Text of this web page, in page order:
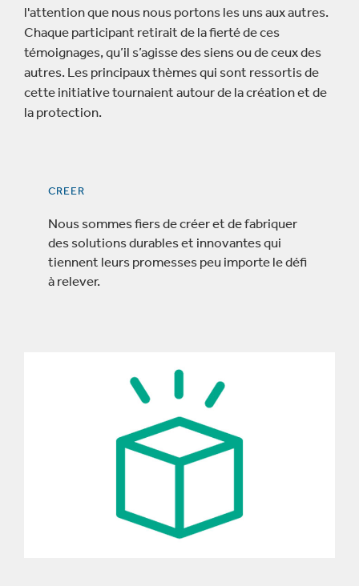
l'attention que nous nous portons les uns aux autres.
Chaque participant retirait de la fierté de ces
témoignages, qu’il s’agisse des siens ou de ceux des
autres. Les principaux thèmes qui sont ressortis de
cette initiative tournaient autour de la création et de
la protection.
CREER
Nous sommes fiers de créer et de fabriquer
des solutions durables et innovantes qui
tiennent leurs promesses peu importe le défi
à relever.